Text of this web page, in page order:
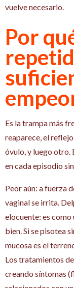
vuelve necesario.
Por
Es la trampa más
reaparece, el
óvulo, y luego otro.
en cada episodio
Peor aún: a fuerza
vaginal se irrita.
elocuente: es como
bien. Si se pisotea
mucosa es el
Los tratamientos
creando síntomas